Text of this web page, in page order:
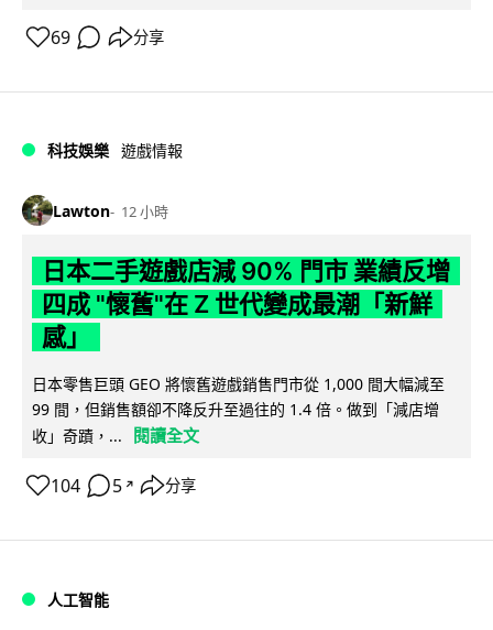
69 分享
科技娛樂 遊戲情報
Lawton 12 小時
日本二手遊戲店減 90% 門市 業績反增
四成 "懷舊"在 Z 世代變成最潮「新鮮
感」
日本零售巨頭 GEO 將懷舊遊戲銷售門市從 1,000 間大幅減至
99 間，但銷售額卻不降反升至過往的 1.4 倍。做到「減店增
收」奇蹟，...
閱讀全文
104 5 ↗ 分享
人工智能